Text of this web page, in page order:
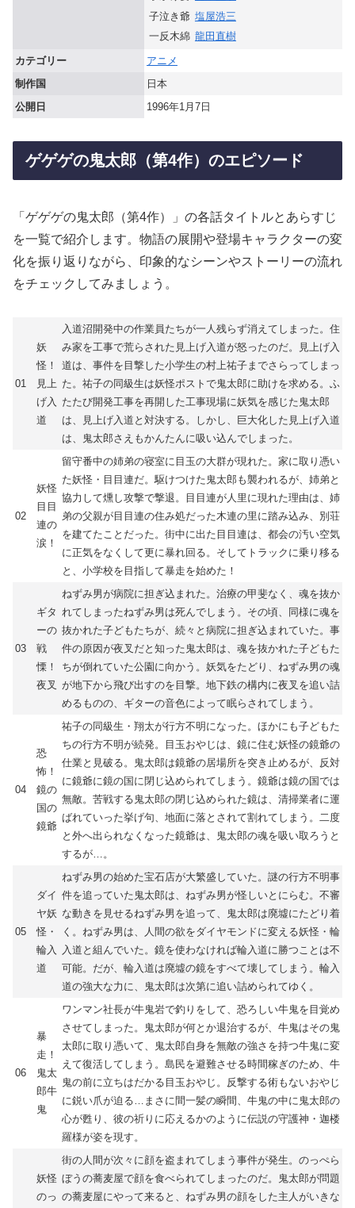
子泣き爺 塩屋浩三
一反木綿 龍田直樹
カテゴリー
アニメ
制作国
日本
公開日
1996年1月7日
ゲゲゲの鬼太郎（第4作）のエピソード
「ゲゲゲの鬼太郎（第4作）」の各話タイトルとあらすじ
を一覧で紹介します。物語の展開や登場キャラクターの変
化を振り返りながら、印象的なシーンやストーリーの流れ
をチェックしてみましょう。
01
妖
怪！
見上
げ入
道
入道沼開発中の作業員たちが一人残らず消えてしまった。住
み家を工事で荒らされた見上げ入道が怒ったのだ。見上げ入
道は、事件を目撃した小学生の村上祐子までさらってしまっ
た。祐子の同級生は妖怪ポストで鬼太郎に助けを求める。ふ
たたび開発工事を再開した工事現場に妖気を感じた鬼太郎
は、見上げ入道と対決する。しかし、巨大化した見上げ入道
は、鬼太郎さえもかんたんに吸い込んでしまった。
02
妖怪
目目
連の
涙！
留守番中の姉弟の寝室に目玉の大群が現れた。家に取り憑い
た妖怪・目目連だ。駆けつけた鬼太郎も襲われるが、姉弟と
協力して燻し攻撃で撃退。目目連が人里に現れた理由は、姉
弟の父親が目目連の住み処だった木連の里に踏み込み、別荘
を建てたことだった。街中に出た目目連は、都会の汚い空気
に正気をなくして更に暴れ回る。そしてトラックに乗り移る
と、小学校を目指して暴走を始めた！
03
ギタ
ーの
戦
慄！
夜叉
ねずみ男が病院に担ぎ込まれた。治療の甲斐なく、魂を抜か
れてしまったねずみ男は死んでしまう。その頃、同様に魂を
抜かれた子どもたちが、続々と病院に担ぎ込まれていた。事
件の原因が夜叉だと知った鬼太郎は、魂を抜かれた子どもた
ちが倒れていた公園に向かう。妖気をたどり、ねずみ男の魂
が地下から飛び出すのを目撃。地下鉄の構内に夜叉を追い詰
めるものの、ギターの音色によって眠らされてしまう。
04
恐
怖！
鏡の
国の
鏡爺
祐子の同級生・翔太が行方不明になった。ほかにも子どもた
ちの行方不明が続発。目玉おやじは、鏡に住む妖怪の鏡爺の
仕業と見破る。鬼太郎は鏡爺の居場所を突き止めるが、反対
に鏡爺に鏡の国に閉じ込められてしまう。鏡爺は鏡の国では
無敵。苦戦する鬼太郎の閉じ込められた鏡は、清掃業者に運
ばれていった挙げ句、地面に落とされて割れてしまう。二度
と外へ出られなくなった鏡爺は、鬼太郎の魂を吸い取ろうと
するが…。
05
ダイ
ヤ妖
怪・
輪入
道
ねずみ男の始めた宝石店が大繁盛していた。謎の行方不明事
件を追っていた鬼太郎は、ねずみ男が怪しいとにらむ。不審
な動きを見せるねずみ男を追って、鬼太郎は廃墟にたどり着
く。ねずみ男は、人間の欲をダイヤモンドに変える妖怪・輪
入道と組んでいた。鏡を使わなければ輪入道に勝つことは不
可能。だが、輪入道は廃墟の鏡をすべて壊してしまう。輪入
道の強大な力に、鬼太郎は次第に追い詰められてゆく。
06
暴
走！
鬼太
郎牛
鬼
ワンマン社長が牛鬼岩で釣りをして、恐ろしい牛鬼を目覚め
させてしまった。鬼太郎が何とか退治するが、牛鬼はその鬼
太郎に取り憑いて、鬼太郎自身を無敵の強さを持つ牛鬼に変
えて復活してしまう。島民を避難させる時間稼ぎのため、牛
鬼の前に立ちはだかる目玉おやじ。反撃する術もないおやじ
に鋭い爪が迫る…まさに間一髪の瞬間、牛鬼の中に鬼太郎の
心が甦り、彼の祈りに応えるかのように伝説の守護神・迦楼
羅様が姿を現す。
妖怪
のっ
街の人間が次々に顔を盗まれてしまう事件が発生。のっぺら
ぼうの蕎麦屋で顔を食べられてしまったのだ。鬼太郎が問題
の蕎麦屋にやって来ると、ねずみ男の顔をした主人がいきな